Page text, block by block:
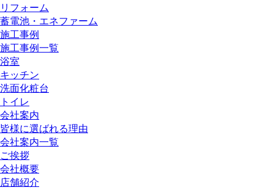
リフォーム
蓄電池・エネファーム
施工事例
施工事例一覧
浴室
キッチン
洗面化粧台
トイレ
会社案内
皆様に選ばれる理由
会社案内一覧
ご挨拶
会社概要
店舗紹介